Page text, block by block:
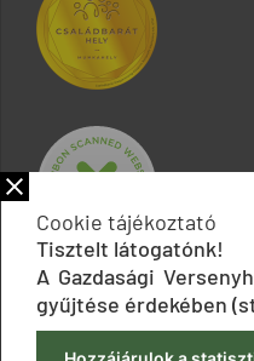
Cookie tájékoztató
Tisztelt látogatónk!
A Gazdasági
gyűjtése érdekében